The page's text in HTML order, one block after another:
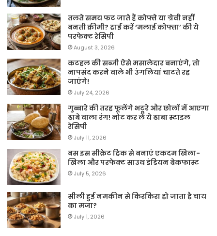
तलते समय फट जाते हैं कोफ्ते या ग्रेवी नहीं
बनती क्रीमी? ट्राई करें ‘मलाई कोफ्ता’ की ये
परफेक्ट रेसिपी
August 3, 2026
कटहल की सब्जी ऐसे मसालेदार बनाएंगे, तो
नापसंद करने वाले भी उंगलियां चाटते रह
जाएंगे!
July 24, 2026
गुब्बारे की तरह फूलेंगे भटूरे और छोलों में आएगा
ढाबे वाला रंग! नोट कर लें ये ढाबा स्टाइल
रेसिपी
July 11, 2026
बस इस सीक्रेट ट्रिक से बनाएं एकदम खिला-
खिला और परफेक्ट साउथ इंडियन ब्रेकफास्ट
July 5, 2026
सीली हुई नमकीन से किरकिरा हो जाता है चाय
का मजा?
July 1, 2026